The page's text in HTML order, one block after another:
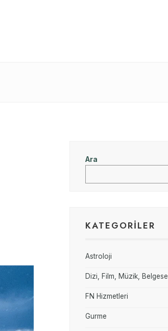
Ara
KATEGORILER
Astroloji
Dizi, Film, Müzik, Belgesel
FN Hizmetleri
Gurme